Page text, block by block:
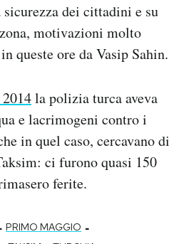
dei cittadini e su
motivazioni molto
queste ore da Vasip Sahin.
la polizia turca aveva
e lacrimogeni contro i
in quel caso, cercavano di
ci furono quasi 150
ferite.
PRIMO MAGGIO -